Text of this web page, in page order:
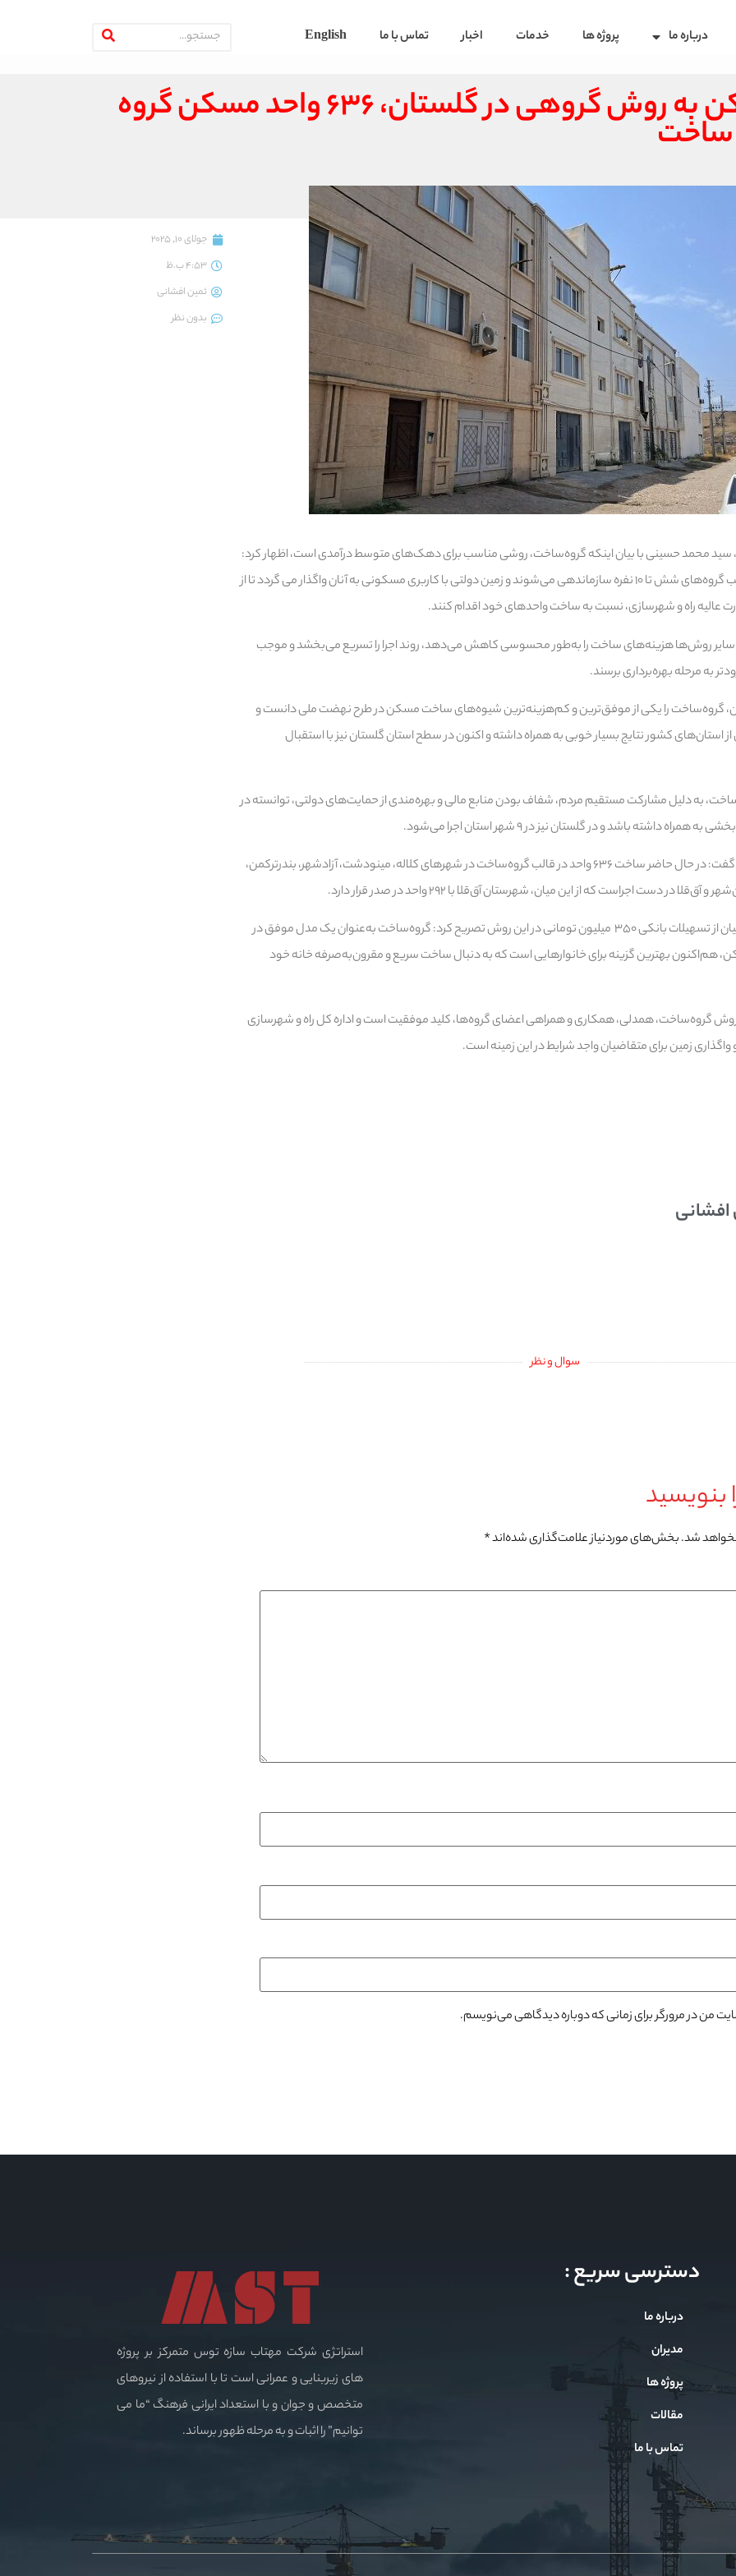
درباره ما پروژه ها خدمات اخبار تماس با ما English
اجرای موفق ساخت مسکن به روش گروهی در گلستان، ۶۳۶ واحد مسکن گروه
ساخت
سید محمد حسینی با بیان اینکه گروه‌ساخت، روشی مناسب برای دهک‌های متوسط درآمدی است، اظهار کرد:
در این شیوه، متقاضیان در قالب گروه‌های شش تا ۱۰ نفره سازماندهی می‌شوند و زمین دولتی با کاربری مسکونی به آنان واگذار می گردد تا از
عالیه راه و شهرسازی، نسبت به ساخت واحدهای خود اقدام کنند.
سایر روش‌ها هزینه‌های ساخت را به‌طور محسوسی کاهش می‌دهد، روند اجرا را تسریع می‌بخشد و موجب
به مرحله بهره‌برداری برسند.
گروه‌ساخت را یکی از موفق‌ترین و کم‌هزینه‌ترین شیوه‌های ساخت مسکن در طرح نهضت ملی دانست و
استان‌های کشور نتایج بسیار خوبی به همراه داشته و اکنون در سطح استان گلستان نیز با استقبال
به دلیل مشارکت مستقیم مردم، شفاف بودن منابع مالی و بهره‌مندی از حمایت‌های دولتی، توانسته در
داشته باشد و در گلستان نیز در ۹ شهر استان اجرا می‌شود.
مدیرکل راه و شهرسازی استان گفت: در حال حاضر ساخت ۶۳۶ واحد در قالب گروه‌ساخت در شهرهای کلاله، مینودشت، آزادشهر، بندرترکمن،
در دست اجراست که از این میان، شهرستان آق‌قلا با ۲۹۲ واحد در صدر قرار دارد.
وی با اشاره به استفاده متقاضیان از تسهیلات بانکی ۳۵۰ میلیون تومانی در این روش تصریح کرد: گروه‌ساخت به‌عنوان یک مدل موفق در
هم‌اکنون بهترین گزینه برای خانوارهایی است که به ‌دنبال ساخت سریع و مقرون‌به‌صرفه خانه خود
روش گروه‌ساخت، همدلی، همکاری و همراهی اعضای گروه‌ها، کلید موفقیت است و اداره کل راه و شهرسازی
زمین برای متقاضیان واجد شرایط در این زمینه است.
افشانی
سوال و نظر
بنویسید
شد.بخش‌های موردنیاز علامت‌گذاری شده‌اند*
من در مرورگر برای زمانی که دوباره دیدگاهی می‌نویسم.
جولای 10, 2025
4:53 ب.ظ
ثمین افشانی
بدون نظر
دسترسی سریع :
درباره ما
مدیران
پروژه ها
مقالات
تماس با ما
استراتژی شرکت مهتاب سازه توس متمرکز بر پروژه
های زیربنایی و عمرانی است تا با استفاده از نیروهای
متخصص و جوان و با استعداد ایرانی فرهنگ “ما می
توانیم” را اثبات و به مرحله ظهور برساند.